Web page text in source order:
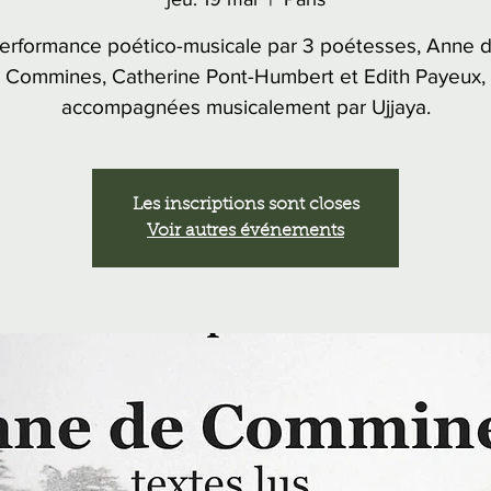
poético-musicale par 3 poétesses, Anne
Commines, Catherine Pont-Humbert et Edith Payeux,
accompagnées musicalement par Ujjaya.
Les inscriptions sont closes
Voir autres événements